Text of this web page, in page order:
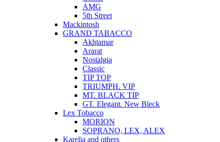
AMG
5th Street
Mackintosh
GRAND TABACCO
Akhtamar
Ararat
Nostalgia
Classic
TIP TOP
TRIUMPH. VIP
MT. BLACK TIP
GT. Elegant. New Bleck
Lex Tobacco
MORION
SOPRANO, LEX, ALEX
Karelia and others